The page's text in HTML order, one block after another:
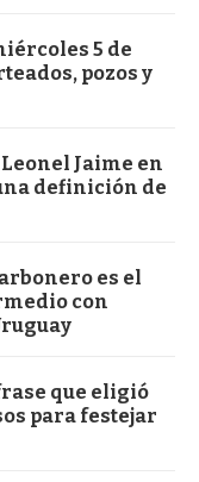
5 de
pozos y
Jaime en
definición de
es el
con
que eligió
para festejar